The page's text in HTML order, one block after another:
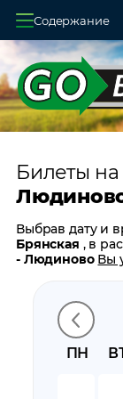
Содержание
Главная
О
Оплата и
Возврат
Заказ
Контакты
Билеты на
ПН
Выбрав дату и
Брянская , в
- Людиново Вы
время
время в пути
цену билета